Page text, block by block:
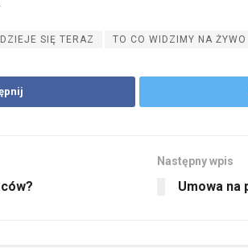
DZIEJE SIĘ TERAZ TO CO WIDZIMY NA ŻYWO
Następny wpis
Umowa na